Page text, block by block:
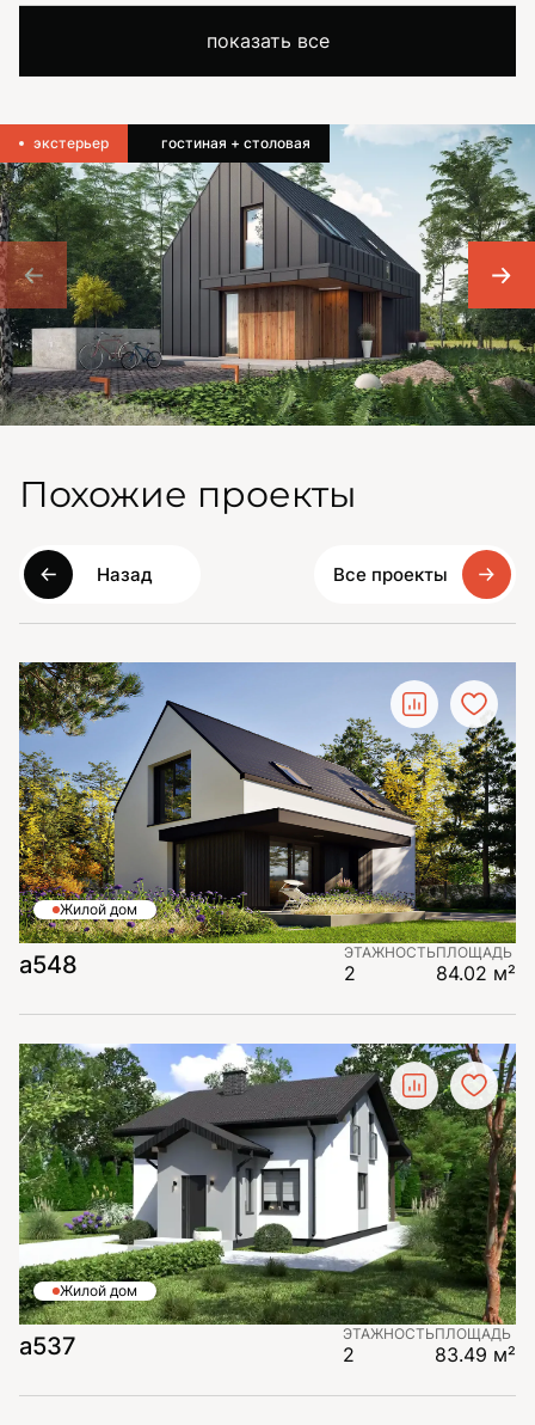
показать все
экстерьер гостиная + столовая
Похожие проекты
Назад Все проекты
Жилой дом
а548 ЭТАЖНОСТЬ
2
ПЛОЩАДЬ
84.02 м²
Жилой дом
а537 ЭТАЖНОСТЬ
2
ПЛОЩАДЬ
83.49 м²